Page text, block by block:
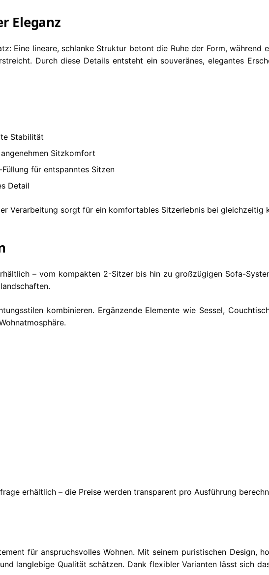
Eleganz
Eine lineare, schlanke Struktur betont die Ruhe der Form, während
Durch diese Details entsteht ein souveränes, elegantes
Stabilität
Sitzkomfort
für entspanntes Sitzen
Detail
Verarbeitung sorgt für ein komfortables Sitzerlebnis bei gleichzeitig
– vom kompakten 2-Sitzer bis hin zu großzügigen Sofa-
kombinieren. Ergänzende Elemente wie Sessel,
erhältlich – die Preise werden transparent pro Ausführung
für anspruchsvolles Wohnen. Mit seinem puristischen Design,
langlebige Qualität schätzen. Dank flexibler Varianten lässt sich